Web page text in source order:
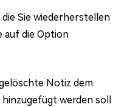
die Sie wiederherstellen
auf die Option
Notiz dem
werden soll